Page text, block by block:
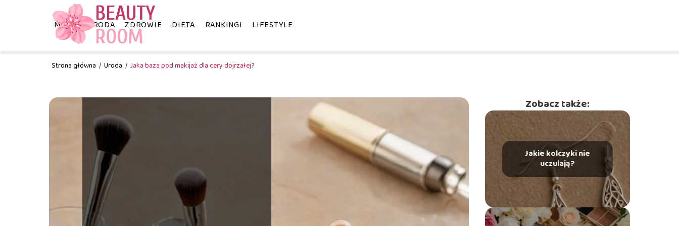
MODA URODA ZDROWIE DIETA RANKINGI LIFESTYLE
Strona główna / Uroda / Jaka baza pod makijaż dla cery dojrzałej?
Zobacz także:
Jakie kolczyki nie
uczulają?